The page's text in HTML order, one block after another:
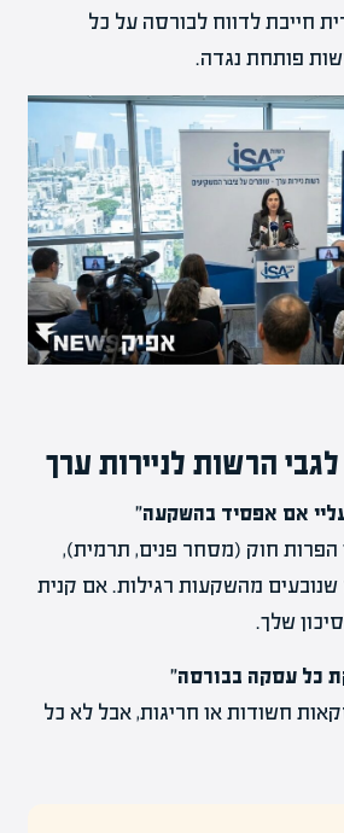
חייבת לדווח לבורסה על כל
פותחת נגדה.
הרשות לניירות ערך
הפרות חוק (מסחר פנים, תרמית),
מהשקעות רגילות. אם קנית
שלך.
חשודות או חריגות, אבל לא כל